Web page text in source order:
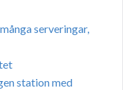
serveringar,
station med